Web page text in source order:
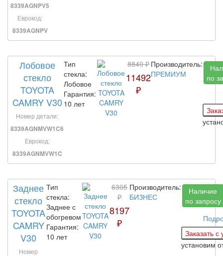
8339AGNPV5
Еврокод:
8339AGNPV
Лобовое
стекло
TOYOTA
CAMRY V30
Номер детали:
8339AGNMVW1C6
Еврокод:
8339AGNMVW1C
Тип
стекла:
Лобовое
Гарантия:
10 лет
8840 ₽
11492
₽
Производитель:
ПРЕМИУМ
по
Заднее
стекло
TOYOTA
CAMRY
V30
Номер
Тип
стекла:
Заднее с
обогревом
Гарантия:
10 лет
6305
₽
8197
₽
Производитель:
БИЗНЕС
Наличие
по запросу
установим